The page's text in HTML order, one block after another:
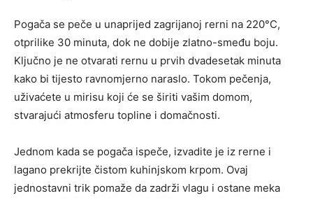
Pogača se peče u unaprijed zagrijanoj rerni na 220°C,
otprilike 30 minuta, dok ne dobije zlatno-smeđu boju.
Ključno je ne otvarati rernu u prvih dvadesetak minuta
kako bi tijesto ravnomjerno naraslo. Tokom pečenja,
uživaćete u mirisu koji će se širiti vašim domom,
stvarajući atmosferu topline i domačnosti.
Jednom kada se pogača ispeče, izvadite je iz rerne i
lagano prekrijte čistom kuhinjskom krpom. Ovaj
jednostavni trik pomaže da zadrži vlagu i ostane meka